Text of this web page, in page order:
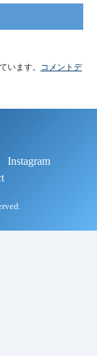
います。 コメントデ
Instagram